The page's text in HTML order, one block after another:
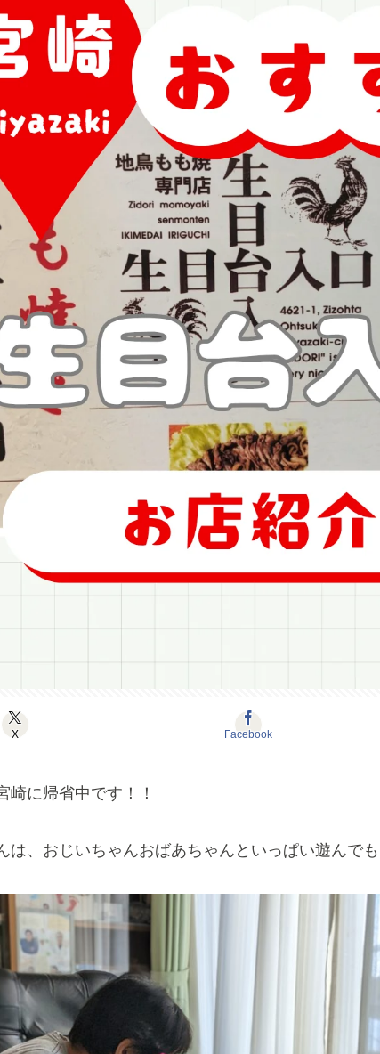
X Facebook
崎に帰省中です！！
は、おじいちゃんおばあちゃんといっぱい遊んでも